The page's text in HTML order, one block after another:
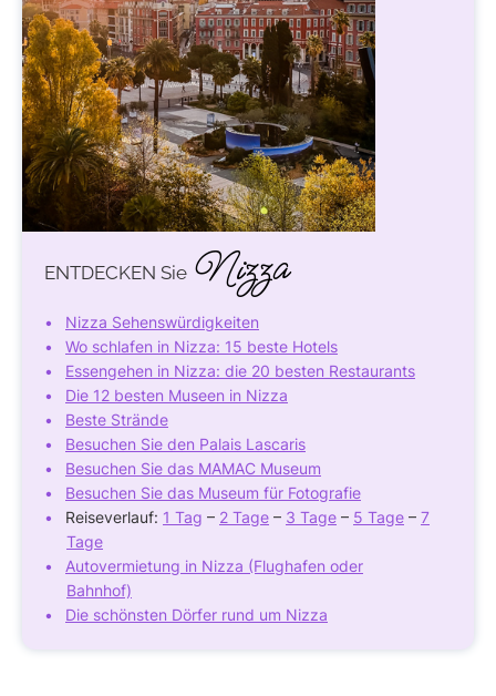
ENTDECKEN Sie Nizza
Nizza Sehenswürdigkeiten
Wo schlafen in Nizza: 15 beste Hotels
Essengehen in Nizza: die 20 besten Restaurants
Die 12 besten Museen in Nizza
Beste Strände
Besuchen Sie den Palais Lascaris
Besuchen Sie das MAMAC Museum
Besuchen Sie das Museum für Fotografie
Reiseverlauf: 1 Tag – 2 Tage – 3 Tage – 5 Tage – 7
Tage
Autovermietung in Nizza (Flughafen oder
Bahnhof)
Die schönsten Dörfer rund um Nizza